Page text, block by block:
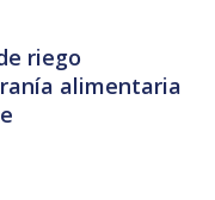
riego
alimentaria